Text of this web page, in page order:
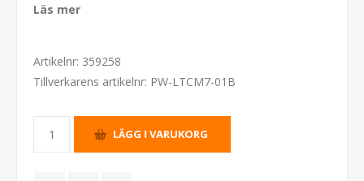
Läs mer
Artikelnr: 359258
Tillverkarens artikelnr: PW-LTCM7-01B